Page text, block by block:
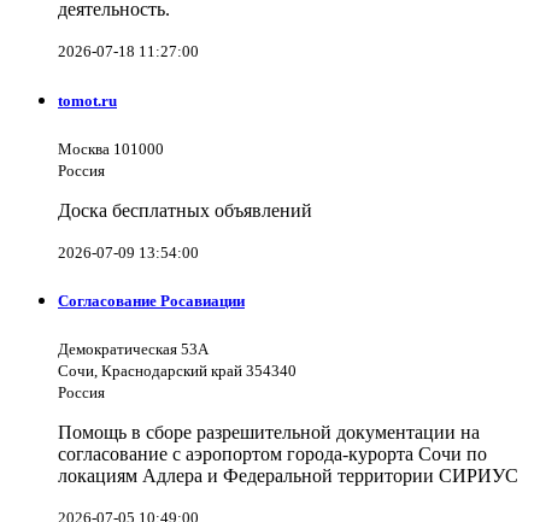
деятельность.
2026-07-18 11:27:00
tomot.ru
Москва 101000
Россия
Доска бесплатных объявлений
2026-07-09 13:54:00
Согласование Росавиации
Демократическая 53А
Сочи, Краснодарский край 354340
Россия
Помощь в сборе разрешительной документации на
согласование с аэропортом города-курорта Сочи по
локациям Адлера и Федеральной территории СИРИУС
2026-07-05 10:49:00